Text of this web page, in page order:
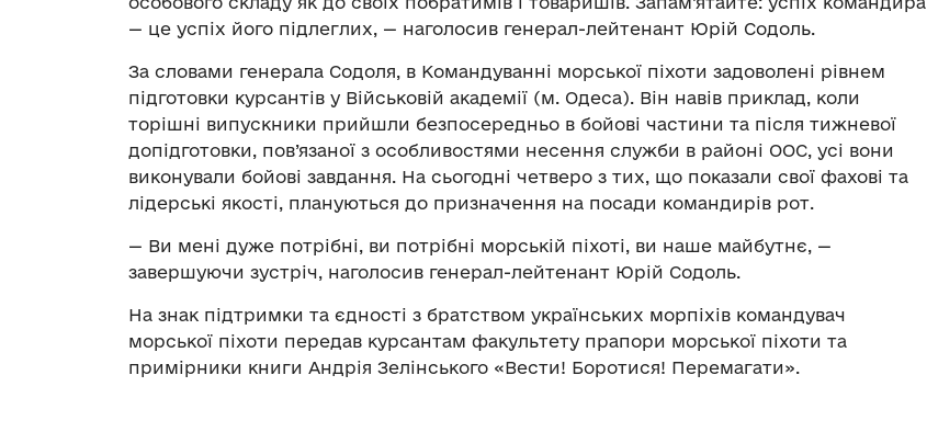
— це успіх його підлеглих, — наголосив генерал-лейтенант Юрій Содоль.
За словами генерала Содоля, в Командуванні морської піхоти задоволені рівнем
підготовки курсантів у Військовій академії (м. Одеса). Він навів приклад, коли
торішні випускники прийшли безпосередньо в бойові частини та після тижневої
допідготовки, пов’язаної з особливостями несення служби в районі ООС, усі вони
виконували бойові завдання. На сьогодні четверо з тих, що показали свої фахові та
лідерські якості, плануються до призначення на посади командирів рот.
— Ви мені дуже потрібні, ви потрібні морській піхоті, ви наше майбутнє, —
завершуючи зустріч, наголосив генерал-лейтенант Юрій Содоль.
На знак підтримки та єдності з братством українських морпіхів командувач
морської піхоти передав курсантам факультету прапори морської піхоти та
примірники книги Андрія Зелінського «Вести! Боротися! Перемагати».